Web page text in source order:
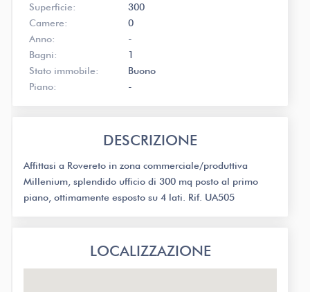
Superficie:
300
Camere:
0
Anno:
-
Bagni:
1
Stato immobile:
Buono
Piano:
-
DESCRIZIONE
Affittasi a Rovereto in zona commerciale/produttiva
Millenium, splendido ufficio di 300 mq posto al primo
piano, ottimamente esposto su 4 lati. Rif. UA505
LOCALIZZAZIONE